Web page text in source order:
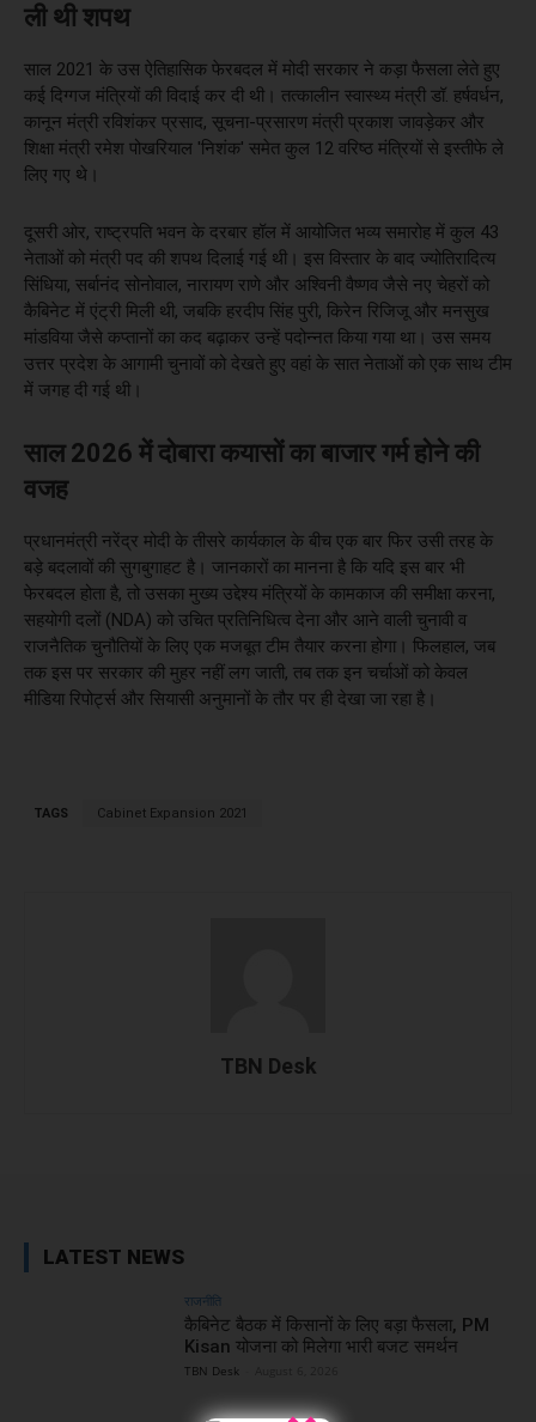
ली थी शपथ
साल 2021 के उस ऐतिहासिक फेरबदल में मोदी सरकार ने कड़ा फैसला लेते हुए
कई दिग्गज मंत्रियों की विदाई कर दी थी। तत्कालीन स्वास्थ्य मंत्री डॉ. हर्षवर्धन,
कानून मंत्री रविशंकर प्रसाद, सूचना-प्रसारण मंत्री प्रकाश जावड़ेकर और
शिक्षा मंत्री रमेश पोखरियाल 'निशंक' समेत कुल 12 वरिष्ठ मंत्रियों से इस्तीफे ले
लिए गए थे।
दूसरी ओर, राष्ट्रपति भवन के दरबार हॉल में आयोजित भव्य समारोह में कुल 43
नेताओं को मंत्री पद की शपथ दिलाई गई थी। इस विस्तार के बाद ज्योतिरादित्य
सिंधिया, सर्बानंद सोनोवाल, नारायण राणे और अश्विनी वैष्णव जैसे नए चेहरों को
कैबिनेट में एंट्री मिली थी, जबकि हरदीप सिंह पुरी, किरेन रिजिजू और मनसुख
मांडविया जैसे कप्तानों का कद बढ़ाकर उन्हें पदोन्नत किया गया था। उस समय
उत्तर प्रदेश के आगामी चुनावों को देखते हुए वहां के सात नेताओं को एक साथ टीम
में जगह दी गई थी।
साल 2026 में दोबारा कयासों का बाजार गर्म होने की
वजह
प्रधानमंत्री नरेंद्र मोदी के तीसरे कार्यकाल के बीच एक बार फिर उसी तरह के
बड़े बदलावों की सुगबुगाहट है। जानकारों का मानना है कि यदि इस बार भी
फेरबदल होता है, तो उसका मुख्य उद्देश्य मंत्रियों के कामकाज की समीक्षा करना,
सहयोगी दलों (NDA) को उचित प्रतिनिधित्व देना और आने वाली चुनावी व
राजनैतिक चुनौतियों के लिए एक मजबूत टीम तैयार करना होगा। फिलहाल, जब
तक इस पर सरकार की मुहर नहीं लग जाती, तब तक इन चर्चाओं को केवल
मीडिया रिपोर्ट्स और सियासी अनुमानों के तौर पर ही देखा जा रहा है।
TAGS Cabinet Expansion 2021
TBN Desk
LATEST NEWS
राजनीति
कैबिनेट बैठक में किसानों के लिए बड़ा फैसला, PM
Kisan योजना को मिलेगा भारी बजट समर्थन
TBN Desk